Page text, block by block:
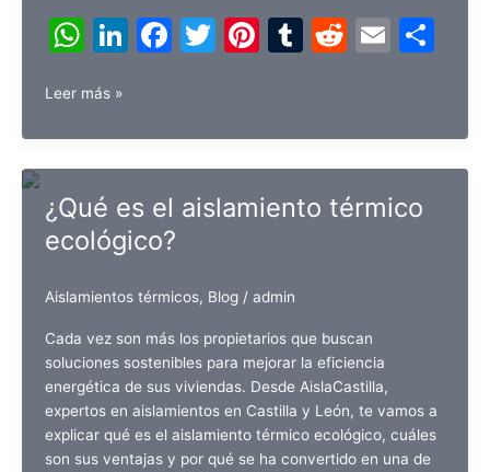
W
at
s
A
p
p
Li
e
dI
n
F
e
b
o
o
k
T
er
Pi
e
st
T
bl
r
R
di
t
E
l
C
p
ar
Ventajas
desventajas
de
celulosa
Leer más »
¿Qué es el aislamiento térmico
ecológico?
Aislamientos térmicos, Blog/ admin
Cada vez son más los propietarios que buscan
soluciones sostenibles para mejorar la eficiencia
energética de sus viviendas. Desde AislaCastilla,
expertos en aislamientos en Castilla y León, te vamos a
explicar qué es el aislamiento térmico ecológico, cuáles
son sus ventajas y por qué se ha convertido en una de